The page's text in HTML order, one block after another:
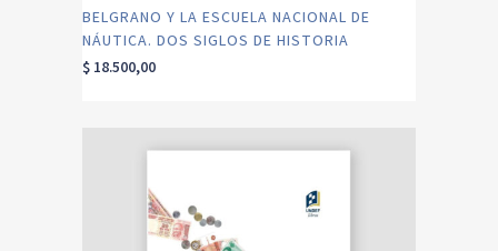
BELGRANO Y LA ESCUELA NACIONAL DE
NÁUTICA. DOS SIGLOS DE HISTORIA
$ 18.500,00